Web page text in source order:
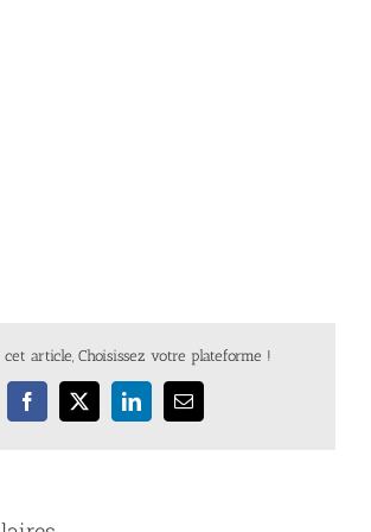
article, Choisissez votre plateforme !
Facebook
X LinkedInEmail